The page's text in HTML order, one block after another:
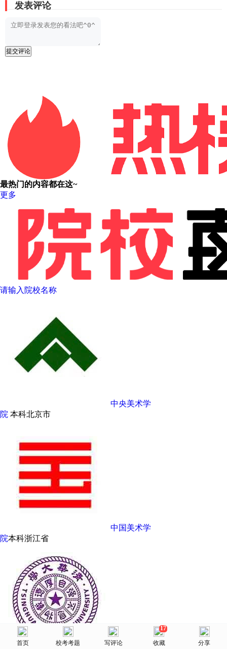
首页
美术网
选择省份 院校库 消息 我的
发表评论
提交评论
最热门的内容都在这~
更多
请输入院校名称
中央美术学
院 本科北京市
中国美术学
院本科浙江省
首页 校考考题 写评论
17
收藏 分享